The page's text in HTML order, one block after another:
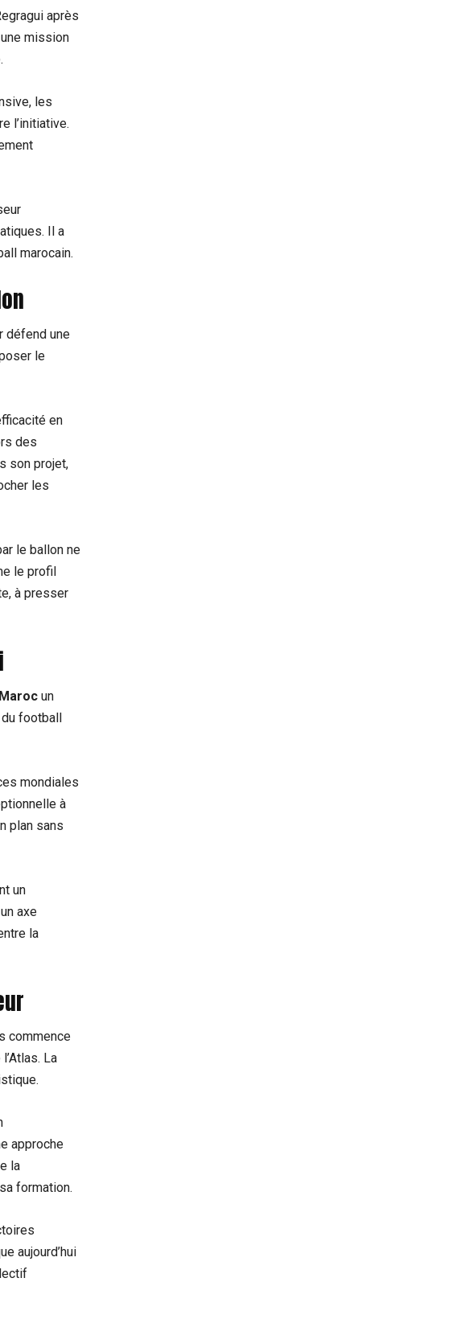
après
mission
les
l’initiative.
Il a
marocain.
défend une
le
en
des
son projet,
les
le ballon ne
le profil
à presser
Maroc un
football
mondiales
à
plan sans
un
axe
la
commence
La
approche
la
formation.
aujourd’hui